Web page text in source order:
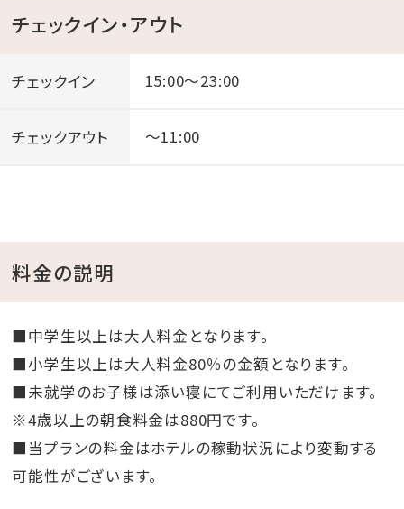
チェックイン・アウト
チェックイン 15:00～23:00
チェックアウト ～11:00
料金の説明
■中学生以上は大人料金となります。
■小学生以上は大人料金80％の金額となります。
■未就学のお子様は添い寝にてご利用いただけます。
※4歳以上の朝食料金は880円です。
■当プランの料金はホテルの稼動状況により変動する
可能性がございます。